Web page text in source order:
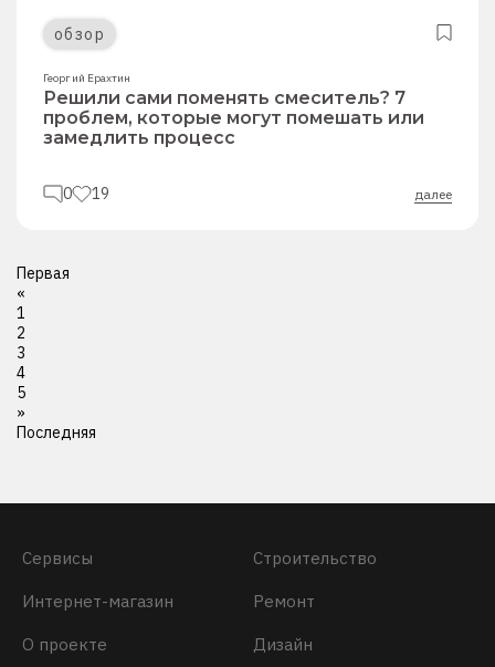
обзор
Георгий Ерахтин
Решили сами поменять смеситель? 7
проблем, которые могут помешать или
замедлить процесс
0 19 далее
Первая
«
1
2
3
4
5
»
Последняя
Сервисы
Интернет-магазин
О проекте
Строительство
Ремонт
Дизайн